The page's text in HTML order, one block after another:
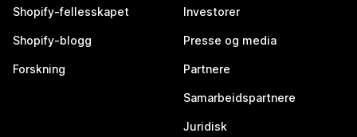
Shopify-fellesskapet
Shopify-blogg
Forskning
Investorer
Presse og media
Partnere
Samarbeidspartnere
Juridisk